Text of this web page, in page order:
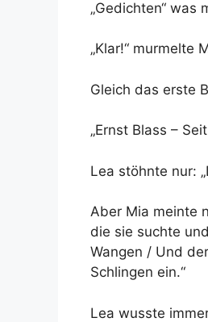
„Gedichten“ was
„Klar!“ murmelte
Gleich das erste
„Ernst Blass –
Lea stöhnte nur:
Aber Mia meinte
die sie suchte
Wangen / Und
Schlingen ein.“
Lea wusste